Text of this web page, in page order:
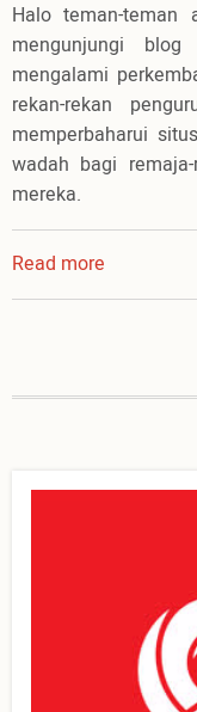
Halo teman-
mengunjungi
mengalami
rekan-rekan
memperbaharui
wadah bagi
mereka.
Read more
Memulai